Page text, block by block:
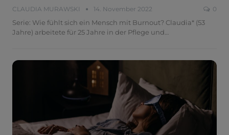
CLAUDIA MURAWSKI 14. November 2022 0
Serie: Wie fühlt sich ein Mensch mit Burnout? Claudia* (53
Jahre) arbeitete für 25 Jahre in der Pflege und